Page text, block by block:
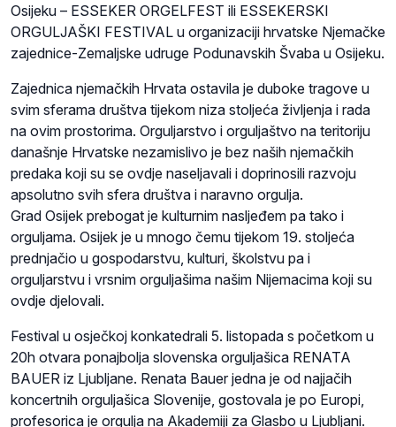
Osijeku – ESSEKER ORGELFEST ili ESSEKERSKI
ORGULJAŠKI FESTIVAL u organizaciji hrvatske Njemačke
zajednice-Zemaljske udruge Podunavskih Švaba u Osijeku.
Zajednica njemačkih Hrvata ostavila je duboke tragove u
svim sferama društva tijekom niza stoljeća življenja i rada
na ovim prostorima. Orguljarstvo i orguljaštvo na teritoriju
današnje Hrvatske nezamislivo je bez naših njemačkih
predaka koji su se ovdje naseljavali i doprinosili razvoju
apsolutno svih sfera društva i naravno orgulja.
Grad Osijek prebogat je kulturnim nasljeđem pa tako i
orguljama. Osijek je u mnogo čemu tijekom 19. stoljeća
prednjačio u gospodarstvu, kulturi, školstvu pa i
orguljarstvu i vrsnim orguljašima našim Nijemacima koji su
ovdje djelovali.
Festival u osječkoj konkatedrali 5. listopada s početkom u
20h otvara ponajbolja slovenska orguljašica RENATA
BAUER iz Ljubljane. Renata Bauer jedna je od najjačih
koncertnih orguljašica Slovenije, gostovala je po Europi,
profesorica je orgulja na Akademiji za Glasbo u Ljubljani.